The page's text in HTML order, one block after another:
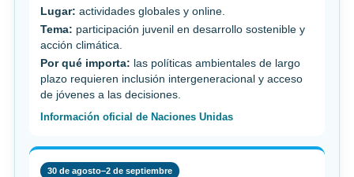
Lugar: actividades globales y online.
Tema: participación juvenil en desarrollo sostenible y
acción climática.
Por qué importa: las políticas ambientales de largo
plazo requieren inclusión intergeneracional y acceso
de jóvenes a las decisiones.
Información oficial de Naciones Unidas
30 de agosto–2 de septiembre